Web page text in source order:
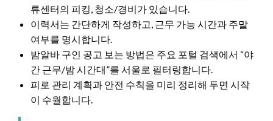
류센터의 피킹, 청소/경비가 있습니다.
이력서는 간단하게 작성하고, 근무 가능 시간과 주말
여부를 명시합니다.
밤알바 구인 공고 보는 방법은 주요 포털 검색에서 “야
간 근무/밤 시간대”를 서울로 필터링합니다.
피로 관리 계획과 안전 수칙을 미리 정리해 두면 시작
이 수월합니다.